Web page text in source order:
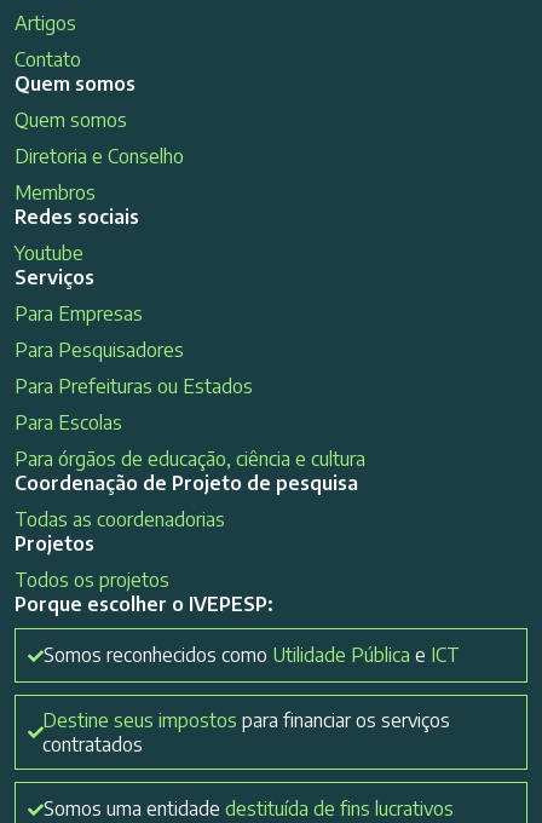
Artigos
Contato
Quem somos
Quem somos
Diretoria e Conselho
Membros
Redes sociais
Youtube
Serviços
Para Empresas
Para Pesquisadores
Para Prefeituras ou Estados
Para Escolas
Para órgãos de educação, ciência e cultura
Coordenação de Projeto de pesquisa
Todas as coordenadorias
Projetos
Todos os projetos
Porque escolher o IVEPESP:
Somos reconhecidos como Utilidade Pública e ICT
Destine seus impostos para financiar os serviços
contratados
Somos uma entidade destituída de fins lucrativos